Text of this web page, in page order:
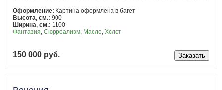
Оформление: Картина оформлена в багет
Высота, см.: 900
Ширина, см.: 1100
Фантазия Сюрреализм Масло Холст
150 000 руб.